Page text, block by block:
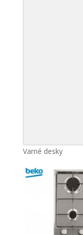
Varné desky